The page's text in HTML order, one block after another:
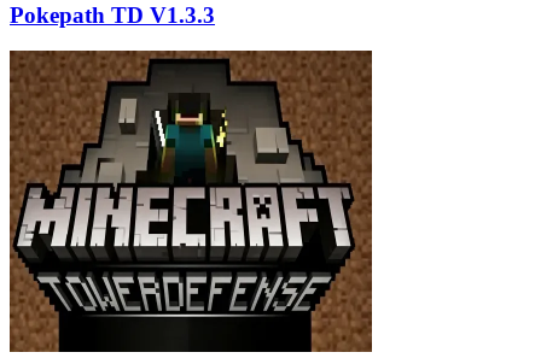
Pokepath TD V1.3.3